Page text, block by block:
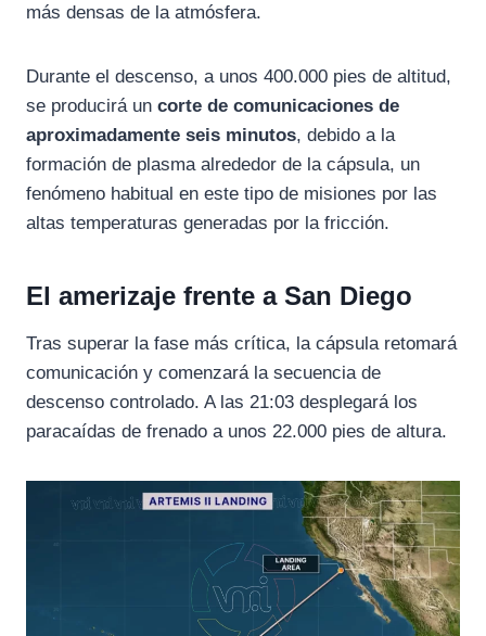
más densas de la atmósfera.
Durante el descenso, a unos 400.000 pies de altitud,
se producirá un corte de comunicaciones de
aproximadamente seis minutos, debido a la
formación de plasma alrededor de la cápsula, un
fenómeno habitual en este tipo de misiones por las
altas temperaturas generadas por la fricción.
El amerizaje frente a San Diego
Tras superar la fase más crítica, la cápsula retomará
comunicación y comenzará la secuencia de
descenso controlado. A las 21:03 desplegará los
paracaídas de frenado a unos 22.000 pies de altura.